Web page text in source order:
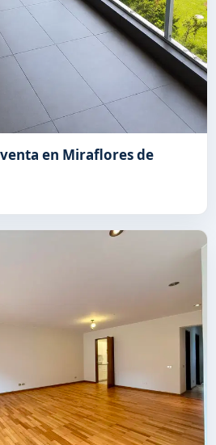
en Miraflores de